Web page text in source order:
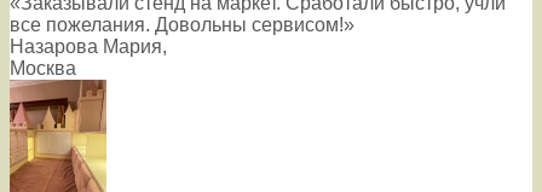
все пожелания. Довольны сервисом!»
Назарова Мария,
Москва